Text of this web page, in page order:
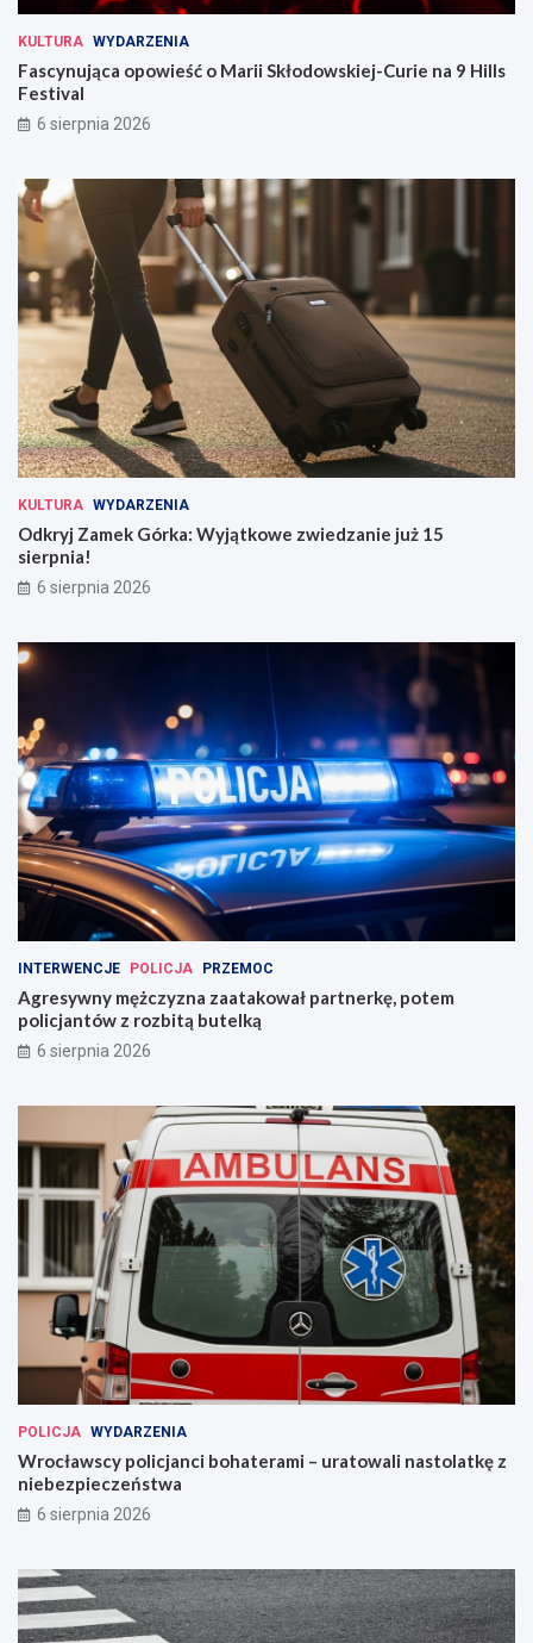
KULTURA WYDARZENIA
Fascynująca opowieść o Marii Skłodowskiej-Curie na 9 Hills
Festival
6 sierpnia 2026
KULTURA WYDARZENIA
Odkryj Zamek Górka: Wyjątkowe zwiedzanie już 15
sierpnia!
6 sierpnia 2026
INTERWENCJE POLICJA PRZEMOC
Agresywny mężczyzna zaatakował partnerkę, potem
policjantów z rozbitą butelką
6 sierpnia 2026
POLICJA WYDARZENIA
Wrocławscy policjanci bohaterami – uratowali nastolatkę z
niebezpieczeństwa
6 sierpnia 2026